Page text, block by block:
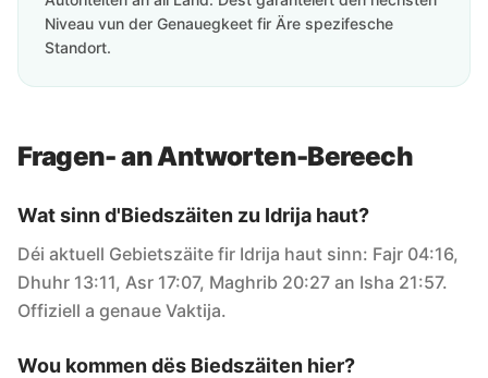
Niveau vun der Genauegkeet fir Äre spezifesche
Standort.
Fragen- an Antworten-Bereech
Wat sinn d'Biedszäiten zu Idrija haut?
Déi aktuell Gebietszäite fir Idrija haut sinn: Fajr 04:16,
Dhuhr 13:11, Asr 17:07, Maghrib 20:27 an Isha 21:57.
Offiziell a genaue Vaktija.
Wou kommen dës Biedszäiten hier?